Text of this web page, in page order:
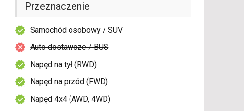
Przeznaczenie
Samochód osobowy / SUV
Auto dostawcze / BUS
Napęd na tył (RWD)
Napęd na przód (FWD)
Napęd 4x4 (AWD, 4WD)